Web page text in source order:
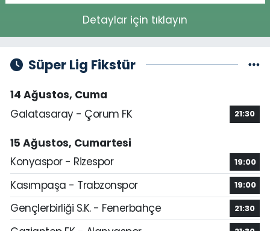
Detaylar için tıklayın
Süper Lig Fikstür
14 Ağustos, Cuma
Galatasaray - Çorum FK
21:30
15 Ağustos, Cumartesi
Konyaspor - Rizespor
19:00
Kasımpaşa - Trabzonspor 19:00
Gençlerbirliği S.K. - Fenerbahçe 21:30